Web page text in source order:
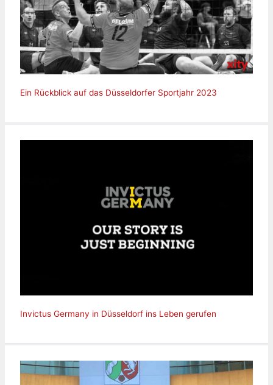
Ein Rückblick auf das Düsseldorfer Sportjahr 2023
Invictus Germany in Düsseldorf ins Leben gerufen